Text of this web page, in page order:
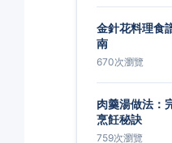
金針花料理食
南
670次瀏覽
肉羹湯做法：
烹飪秘訣
759次瀏覽